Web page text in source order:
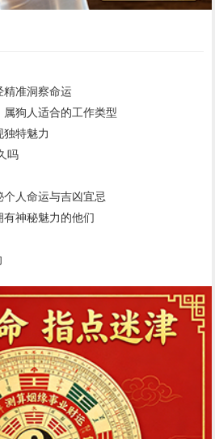
精准洞察命运
狗人适合的工作类型
独特魅力
吗
人命运与吉凶宜忌
神秘魅力的他们